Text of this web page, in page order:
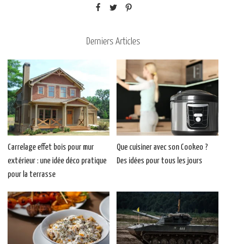
Derniers Articles
Carrelage effet bois pour mur
extérieur : une idée déco pratique
pour la terrasse
Que cuisiner avec son Cookeo ?
Des idées pour tous les jours